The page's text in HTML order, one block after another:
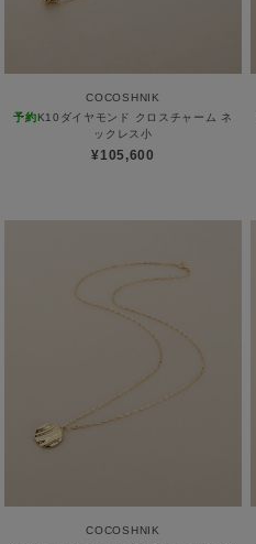
COCOSHNIK
予約K10ダイヤモンド クロスチャーム ネ
ックレス小
¥105,600
COCOSHNIK